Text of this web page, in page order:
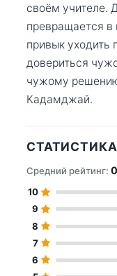
своём учителе.
превращается в
привык уходить
довериться
чужому
Кадамджай.
СТАТИСТИКА
Средний рейтинг:
10
9
8
7
6